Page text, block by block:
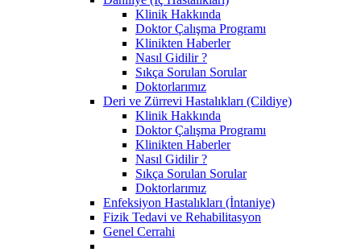
Klinik Hakkında
Doktor Çalışma Programı
Klinikten Haberler
Nasıl Gidilir ?
Sıkça Sorulan Sorular
Doktorlarımız
Deri ve Zürrevi Hastalıkları (Cildiye)
Klinik Hakkında
Doktor Çalışma Programı
Klinikten Haberler
Nasıl Gidilir ?
Sıkça Sorulan Sorular
Doktorlarımız
Enfeksiyon Hastalıkları (İntaniye)
Fizik Tedavi ve Rehabilitasyon
Genel Cerrahi